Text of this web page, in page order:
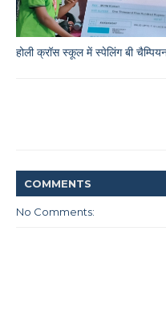
होली क्रॉस स्कूल में स्पेलिंग बी
COMMENTS
No Comments: